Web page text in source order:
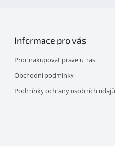
Informace pro vás
Proč nakupovat právě u nás
Obchodní podmínky
Podmínky ochrany osobních údajů